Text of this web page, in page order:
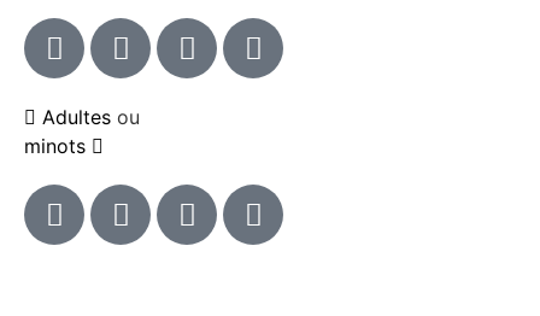
Adultes ou
minots